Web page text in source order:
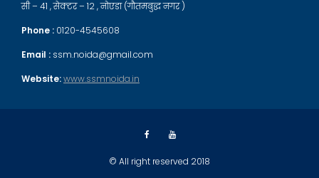
सी – 41 , सेक्टर – 12 , नोएडा (गौतमबुद्ध नगर )
Phone : 0120-4545608
Email : ssm.noida@gmail.com
Website:www.ssmnoida.in
© All right reserved 2018